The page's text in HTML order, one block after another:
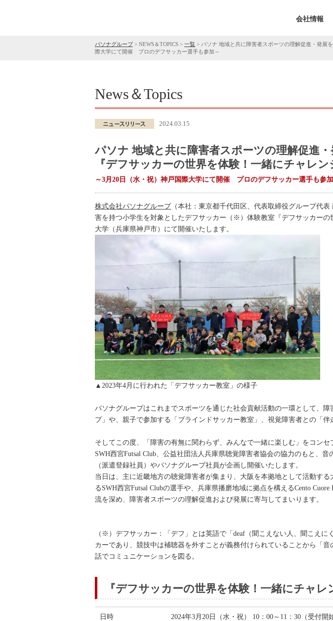
会社情報
パソナグループ> NEWS＆TOPICS > 一覧 > パソナ 地域と共に障害者スポーツの理解促進・発展
際大学にて開催 プロのデフサッカー選手も参加～
News＆Topics
2024.03.15
パソナ 地域と共に障害者スポーツの理解促進
『デフサッカーの世界を体験！一緒にチャレン
～3月20日（水・祝）神戸国際大学にて開催 プロのデフサッカー選手も参
株式会社パソナグループ （本社：東京都千代田区、代表取締役グループ代
害を持つ小学生を対象としたデフサッカー（※）体験教室『デフサッカー
大学（兵庫県神戸市）にて開催いたします。
▲2023年4月に行われた「デフサッカー教室」の様子
パソナグループはこれまでスポーツを通じた社会貢献活動の一環として、
プ」や、親子で参加する「ブラインドサッカー教室」、視覚障害者との「伴
そしてこの度、「障害の有無に関わらず、みんなで一緒に楽しむ」をコンセ
SWH西宮Futsal Club、公益社団法人兵庫県聴覚障害者協会の協力のもと、
（派遣登録社員）やパソナグループ社員が企画し開催いたします。
当日は、主に近畿地方の聴覚障害者が集まり、大阪を本拠地として活動す
るSWH西宮Futsal Clubの選手や、兵庫県播磨地域に拠点を構えるCento
流を深め、障害者スポーツの理解促進および発展に寄与してまいります。
（※）デフサッカー：「デフ」とは英語で「deaf（聞こえない人、聞こえ
カーであり、競技中は補聴器を外すことが義務付けられていることから「
話でコミュニケーションを図る。
『デフサッカーの世界を体験！一緒にチャ
日時 2024年3月20日（水・祝） 10：00～11：30（受付開